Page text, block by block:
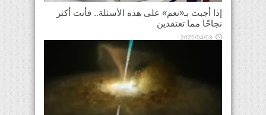
إذا أجبت بـ«نعم» على هذه الأسئلة.. فأنت أكثر
نجاحًا مما تعتقدين
2025/04/03